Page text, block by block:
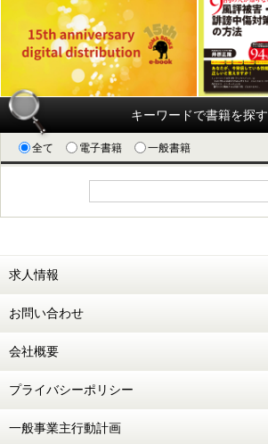
キーワードで書籍を探す
全て 電子書籍 一般書籍
求人情報
お問い合わせ
会社概要
プライバシーポリシー
一般事業主行動計画